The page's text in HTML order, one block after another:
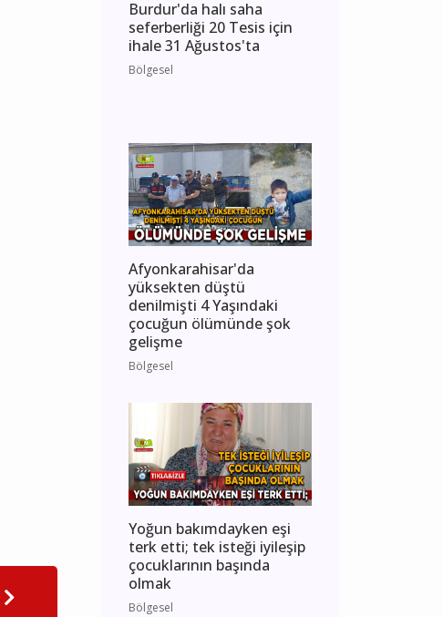
Burdur'da halı saha
seferberliği 20 Tesis için
ihale 31 Ağustos'ta
Bölgesel
Afyonkarahisar'da
yüksekten düştü
denilmişti 4 Yaşındaki
çocuğun ölümünde şok
gelişme
Bölgesel
Yoğun bakımdayken eşi
terk etti; tek isteği iyileşip
çocuklarının başında
olmak
Bölgesel